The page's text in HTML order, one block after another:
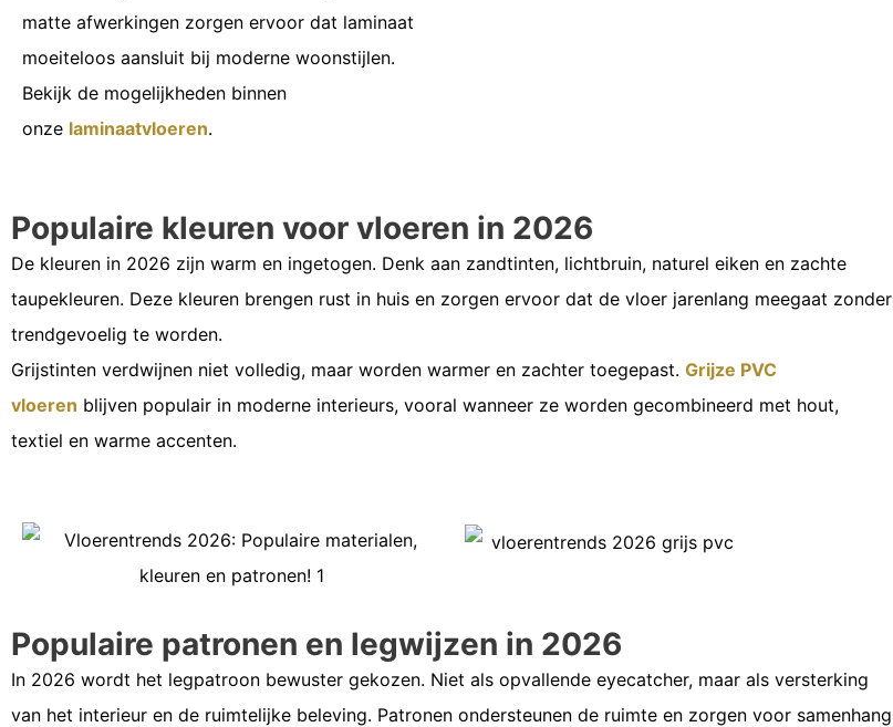
matte afwerkingen zorgen ervoor dat laminaat
moeiteloos aansluit bij moderne woonstijlen.
Bekijk de mogelijkheden binnen
onze laminaatvloeren.
Populaire kleuren voor vloeren in 2026
De kleuren in 2026 zijn warm en ingetogen. Denk aan zandtinten, lichtbruin, naturel eiken en zachte
taupekleuren. Deze kleuren brengen rust in huis en zorgen ervoor dat de vloer jarenlang meegaat zonder
trendgevoelig te worden.
Grijstinten verdwijnen niet volledig, maar worden warmer en zachter toegepast. Grijze PVC
vloeren blijven populair in moderne interieurs, vooral wanneer ze worden gecombineerd met hout,
textiel en warme accenten.
Populaire patronen en legwijzen in 2026
In 2026 wordt het legpatroon bewuster gekozen. Niet als opvallende eyecatcher, maar als versterking
van het interieur en de ruimtelijke beleving. Patronen ondersteunen de ruimte en zorgen voor samenhang